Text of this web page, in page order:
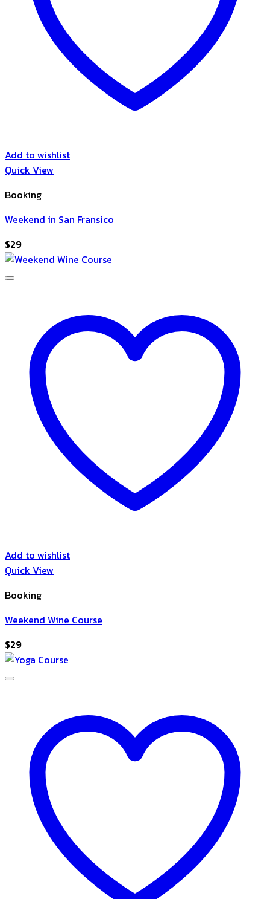
Add to wishlist
Quick View
Booking
Weekend in San Fransico
$29
Add to wishlist
Quick View
Booking
Weekend Wine Course
$29